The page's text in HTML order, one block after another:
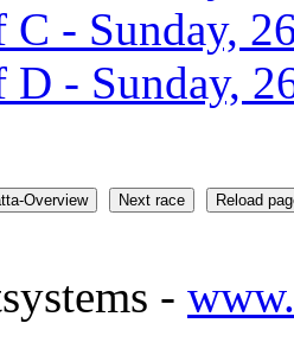
B - Sunday,
C - Sunday,